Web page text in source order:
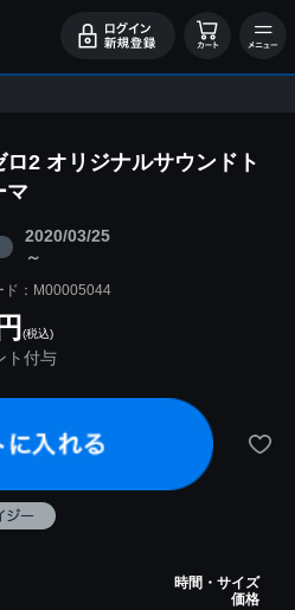
ロ2 オリジナルサウンドト
マ
2020/03/25
～
ド：M00005044
(税込)
ト付与
時間・サイズ
価格